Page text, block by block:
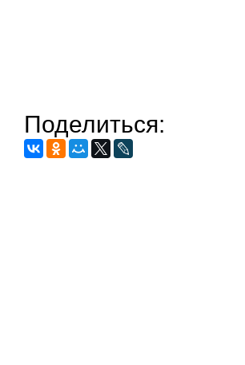
Поделиться: